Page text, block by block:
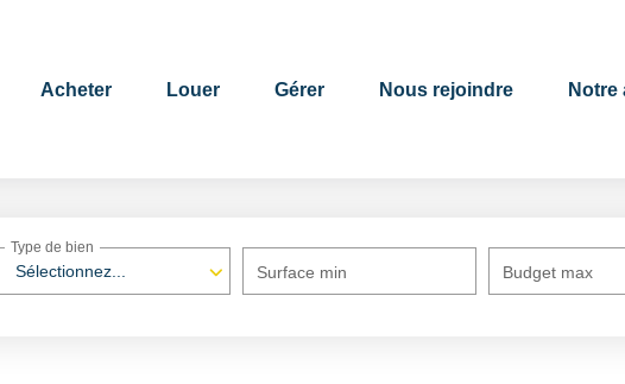
Acheter Louer Gérer Nous rejoindre Notre
Sélectionnez...
Type de bien
Surface min Budget max